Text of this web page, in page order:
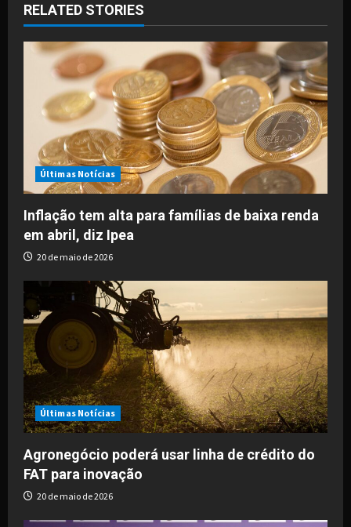
v
i
o
n
RELATED STORIES
Últimas Notícias
Inflação tem alta para famílias de baixa renda
em abril, diz Ipea
20 de maio de 2026
Últimas Notícias
Agronegócio poderá usar linha de crédito do
FAT para inovação
20 de maio de 2026